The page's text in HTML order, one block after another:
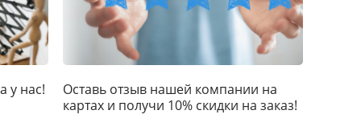
у нас!
Оставь отзыв нашей компании на
картах и получи 10% скидки на заказ!